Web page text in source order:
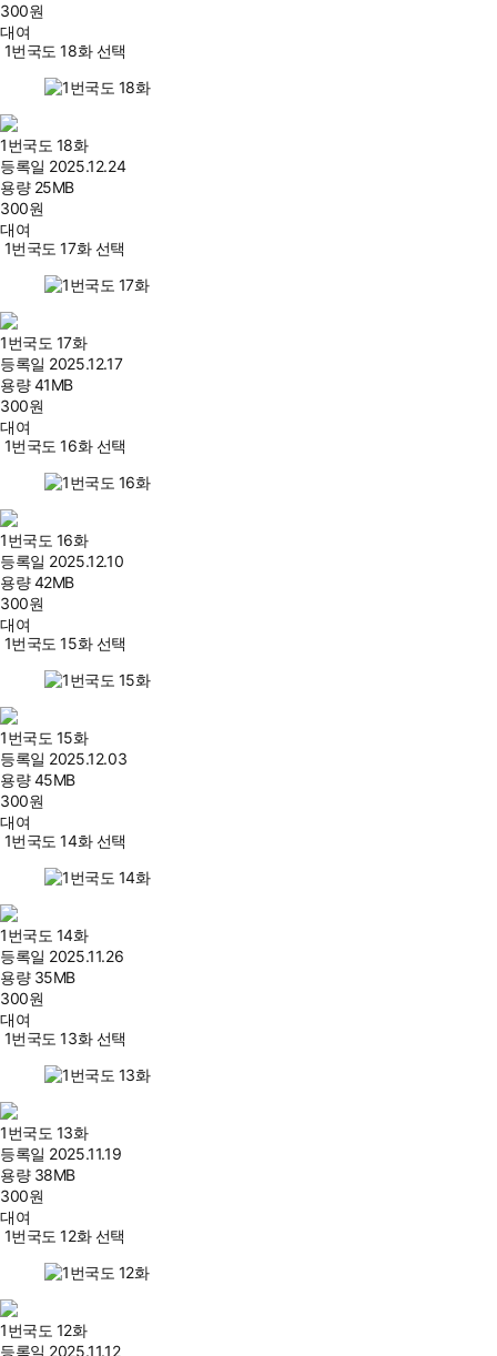
300원
대여
1번국도 18화 선택
1번국도 18화
등록일 2025.12.24
용량 25MB
300원
대여
1번국도 17화 선택
1번국도 17화
등록일 2025.12.17
용량41MB
300원
대여
1번국도 16화 선택
1번국도 16화
등록일 2025.12.10
용량42MB
300원
대여
1번국도 15화 선택
1번국도 15화
등록일 2025.12.03
용량45MB
300원
대여
1번국도 14화 선택
1번국도 14화
등록일 2025.11.26
용량 35MB
300원
대여
1번국도 13화 선택
1번국도 13화
등록일 2025.11.19
용량 38MB
300원
대여
1번국도 12화 선택
1번국도 12화
등록일 2025.11.12